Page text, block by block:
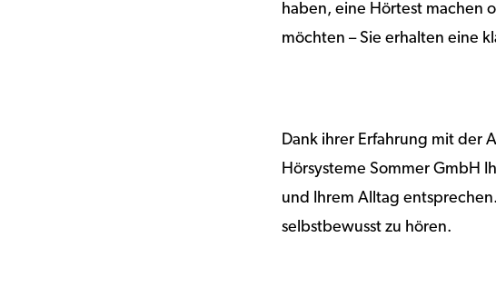
haben, eine Hörtest machen
möchten – Sie erhalten eine
Dank ihrer Erfahrung mit der
Hörsysteme Sommer GmbH
und Ihrem Alltag
selbstbewusst zu hören.